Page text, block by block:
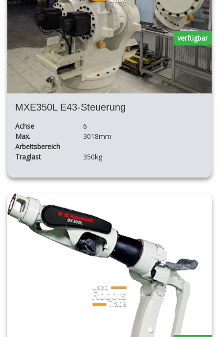
MXE350L E43-Steuerung
Achse
6
Max.
Arbeitsbereich
3018mm
Traglast 350kg
verfügbar